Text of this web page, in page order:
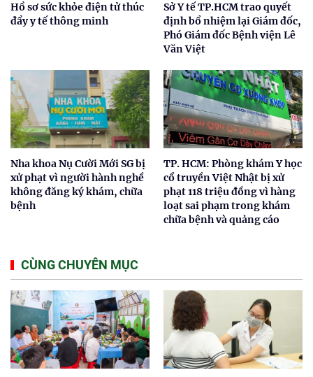
Hồ sơ sức khỏe điện tử thúc
đẩy y tế thông minh
Sở Y tế TP.HCM trao quyết
định bổ nhiệm lại Giám đốc,
Phó Giám đốc Bệnh viện Lê
Văn Việt
Nha khoa Nụ Cười Mới SG bị
xử phạt vì người hành nghề
không đăng ký khám, chữa
bệnh
TP. HCM: Phòng khám Y học
cổ truyền Việt Nhật bị xử
phạt 118 triệu đồng vì hàng
loạt sai phạm trong khám
chữa bệnh và quảng cáo
CÙNG CHUYÊN MỤC